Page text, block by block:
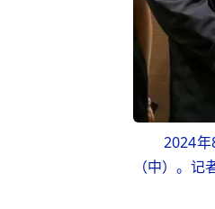
2024
（中）。记